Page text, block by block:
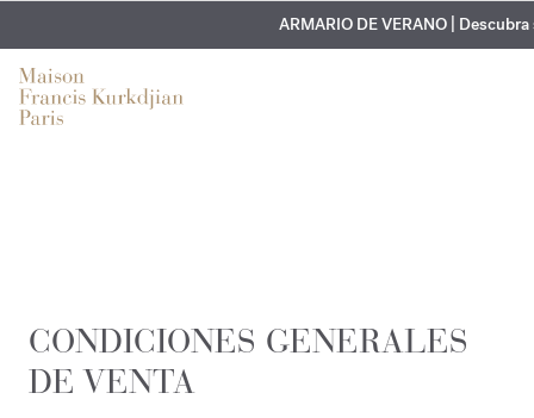
EXCLUSIVO | Descubra la nueva fragancia
GRABADO GRATUITO | En todas las fragancias
ARMARIO DE VERANO |
CONDICIONES GENERALES
DE VENTA